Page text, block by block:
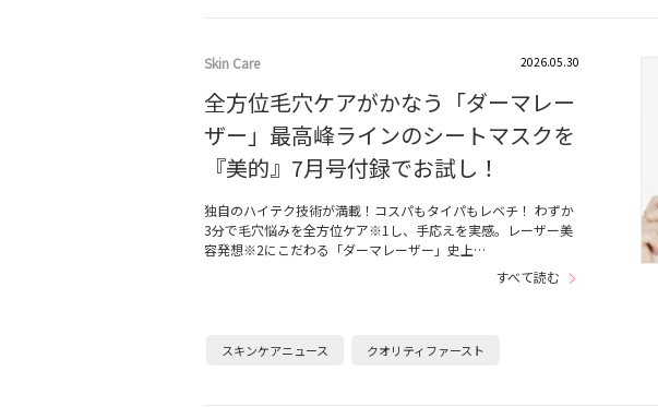
Skin Care 2026.05.30
全方位毛穴ケアがかなう「ダーマレー
ザー」最高峰ラインのシートマスクを
『美的』7月号付録でお試し！
独自のハイテク技術が満載！コスパもタイパもレベチ！ わずか
3分で毛穴悩みを全方位ケア※1し、手応えを実感。レーザー美
容発想※2にこだわる「ダーマレーザー」史上…
すべて読む
スキンケアニュース クオリティファースト